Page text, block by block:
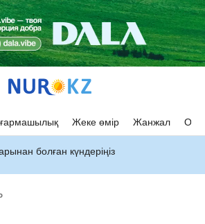
Жеке өмір Жанжал
болған күндеріңіз